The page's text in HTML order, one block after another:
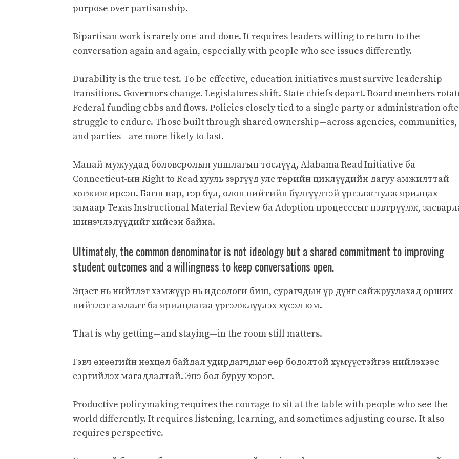
purpose over partisanship.
Bipartisan work is rarely one-and-done. It requires leaders willing to return to the
conversation again and again, especially with people who see issues differently.
Durability is the true test. To be effective, education initiatives must survive leadership
transitions. Governors change. Legislatures shift. State chiefs depart. Board members
Federal funding ebbs and flows. Policies closely tied to a single party or administration
struggle to endure. Those built through shared ownership—across agencies, communities,
and parties—are more likely to last.
Манай мужуудад боловсролын уншлагын төслүүд, Alabama Read Initiative ба
Connecticut-ын Right to Read хууль зэргүүд улс төрийн циклүүдийн дагуу амжилттай
хөгжиж ирсэн. Багш нар, гэр бүл, олон нийтийн бүлгүүдтэй үргэлж тулж ярилцах
замаар Texas Instructional Material Review ба Adoption процесссыг нэвтрүүлж,
шинэчлэлүүдийг хийсэн байна.
Ultimately, the common denominator is not ideology but a shared commitment to improving
student outcomes and a willingness to keep conversations open.
Эцэст нь нийтлэг хэмжүүр нь идеологи биш, сурагчдын үр дүнг сайжруулахад орших
нийтлэг амлалт ба ярилцлагаа үргэлжлүүлэх хүсэл юм.
That is why getting—and staying—in the room still matters.
Гэвч өнөөгийн нөхцөл байдал удирдагчдыг өөр бодолтой хүмүүстэйгээ нийлэхээс
сэргийлэх магадлалтай. Энэ бол буруу хэрэг.
Productive policymaking requires the courage to sit at the table with people who see the
world differently. It requires listening, learning, and sometimes adjusting course. It also
requires perspective.